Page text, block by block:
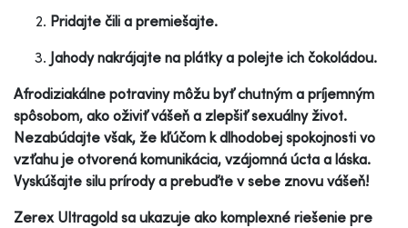
Pridajte čili a premiešajte.
Jahody nakrájajte na plátky a polejte ich čokoládou.
Afrodiziakálne potraviny môžu byť chutným a príjemným
spôsobom, ako oživiť vášeň a zlepšiť sexuálny život.
Nezabúdajte však, že kľúčom k dlhodobej spokojnosti vo
vzťahu je otvorená komunikácia, vzájomná úcta a láska.
Vyskúšajte silu prírody a prebuďte v sebe znovu vášeň!
Zerex Ultragold sa ukazuje ako komplexné riešenie pre